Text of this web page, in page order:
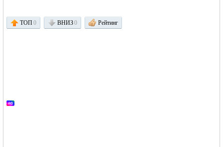
ТОП0 ВНИЗ0 Рейтинг